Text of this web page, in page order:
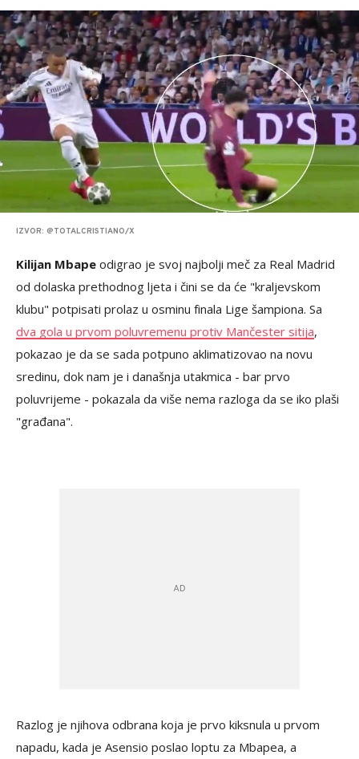
IZVOR: @TOTALCRISTIANO/X
Kilijan Mbape odigrao je svoj najbolji meč za Real Madrid
od dolaska prethodnog ljeta i čini se da će "kraljevskom
klubu" potpisati prolaz u osminu finala Lige šampiona. Sa
dva gola u prvom poluvremenu protiv Mančester sitija,
pokazao je da se sada potpuno aklimatizovao na novu
sredinu, dok nam je i današnja utakmica - bar prvo
poluvrijeme - pokazala da više nema razloga da se iko plaši
"građana".
Razlog je njihova odbrana koja je prvo kiksnula u prvom
napadu, kada je Asensio poslao loptu za Mbapea, a